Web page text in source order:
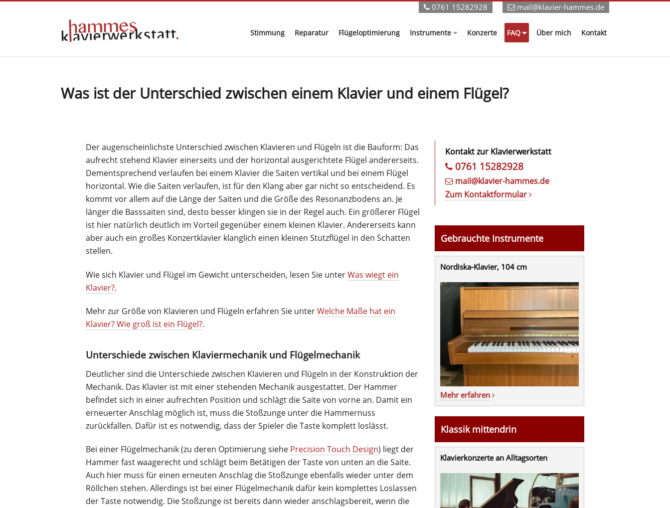
Stimmung Reparatur Flügeloptimierung Instrumente Konzerte FAQ Über mich Kontakt
Was ist der Unterschied zwischen einem Klavier und einem Flügel?
Der augenscheinlichste Unterschied zwischen Klavieren und Flügeln ist die Bauform: Das
aufrecht stehend Klavier einerseits und der horizontal ausgerichtete Flügel andererseits.
Dementsprechend verlaufen bei einem Klavier die Saiten vertikal und bei einem Flügel
horizontal. Wie die Saiten verlaufen, ist für den Klang aber gar nicht so entscheidend. Es
kommt vor allem auf die Länge der Saiten und die Größe des Resonanzbodens an. Je
länger die Basssaiten sind, desto besser klingen sie in der Regel auch. Ein größerer Flügel
ist hier natürlich deutlich im Vorteil gegenüber einem kleinen Klavier. Andererseits kann
aber auch ein großes Konzertklavier klanglich einen kleinen Stutzflügel in den Schatten
stellen.
Wie sich Klavier und Flügel im Gewicht unterscheiden, lesen Sie unterWas wiegt ein
Klavier?.
Mehr zur Größe von Klavieren und Flügeln erfahren Sie unterWelche Maße hat ein
Klavier? Wie groß ist ein Flügel?.
Unterschiede zwischen Klaviermechanik und Flügelmechanik
Deutlicher sind die Unterschiede zwischen Klavieren und Flügeln in der Konstruktion der
Mechanik. Das Klavier ist mit einer stehenden Mechanik ausgestattet. Der Hammer
befindet sich in einer aufrechten Position und schlägt die Saite von vorne an. Damit ein
erneuerter Anschlag möglich ist, muss die Stoßzunge unter die Hammernuss
zurückfallen. Dafür ist es notwendig, dass der Spieler die Taste komplett loslässt.
Bei einer Flügelmechanik (zu deren Optimierung siehe Precision Touch Design) liegt der
Hammer fast waagerecht und schlägt beim Betätigen der Taste von unten an die Saite.
Auch hier muss für einen erneuten Anschlag die Stoßzunge ebenfalls wieder unter dem
Röllchen stehen. Allerdings ist bei einer Flügelmechanik dafür kein komplettes Loslassen
der Taste notwendig. Die Stoßzunge ist bereits dann wieder anschlagsbereit, wenn die
Kontakt zur Klavierwerkstatt
0761 15282928
mail@klavier-hammes.de
Zum Kontaktformular
Gebrauchte Instrumente
Nordiska-Klavier, 104 cm
Mehr erfahren
Klassik mittendrin
Klavierkonzerte an Alltagsorten
0761 15282928 mail@klavier-hammes.de